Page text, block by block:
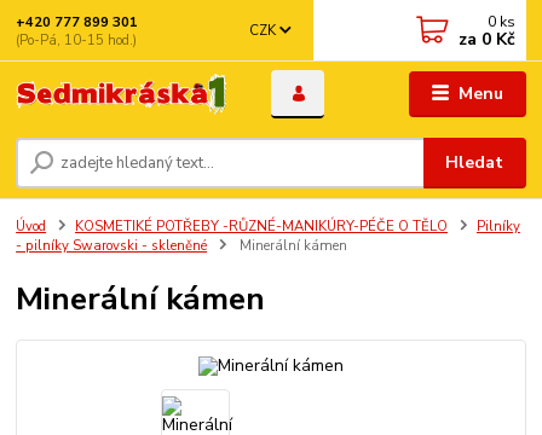
Menu
CZK
Hledat
+420 777 899 301
(Po-Pá, 10-15 hod.)
0 ks
za 0 Kč
Úvod KOSMETIKÉ POTŘEBY -RŮZNÉ-MANIKÚRY-PÉČE O TĚLO
Pilníky
- pilníky Swarovski - skleněné
Minerální kámen
Minerální kámen